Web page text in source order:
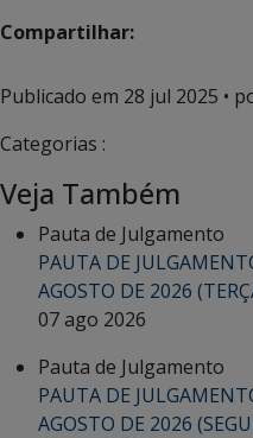
Compartilhar:
Publicado em 28 jul 2025 •
Categorias :
Veja Também
Pauta de Julgamento
PAUTA DE
AGOSTO DE 2026
07 ago 2026
Pauta de Julgamento
PAUTA DE
AGOSTO DE 2026